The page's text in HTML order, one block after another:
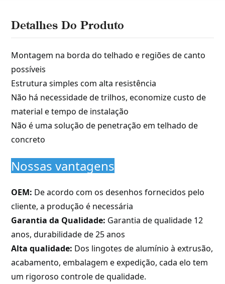
Detalhes Do Produto
Montagem na borda do telhado e regiões de canto
possíveis
Estrutura simples com alta resistência
Não há necessidade de trilhos, economize custo de
material e tempo de instalação
Não é uma solução de penetração em telhado de
concreto
Nossas vantagens
OEM: De acordo com os desenhos fornecidos pelo
cliente, a produção é necessária
Garantia da Qualidade: Garantia de qualidade 12
anos, durabilidade de 25 anos
Alta qualidade: Dos lingotes de alumínio à extrusão,
acabamento, embalagem e expedição, cada elo tem
um rigoroso controle de qualidade.